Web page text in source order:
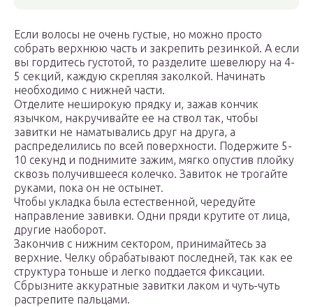
Если волосы не очень густые, но можно просто
собрать верхнюю часть и закрепить резинкой. А если
вы гордитесь густотой, то разделите шевелюру на 4-
5 секций, каждую скрепляя заколкой. Начинать
необходимо с нижней части.
Отделите неширокую прядку и, зажав кончик
язычком, накручивайте ее на ствол так, чтобы
завитки не наматывались друг на друга, а
распределились по всей поверхности. Подержите 5-
10 секунд и поднимите зажим, мягко опустив плойку
сквозь получившееся колечко. Завиток не трогайте
руками, пока он не остынет.
Чтобы укладка была естественной, чередуйте
направление завивки. Одни пряди крутите от лица,
другие наоборот.
Закончив с нижним сектором, принимайтесь за
верхние. Челку обрабатывают последней, так как ее
структура тоньше и легко поддается фиксации.
Сбрызните аккуратные завитки лаком и чуть-чуть
растрепите пальцами.